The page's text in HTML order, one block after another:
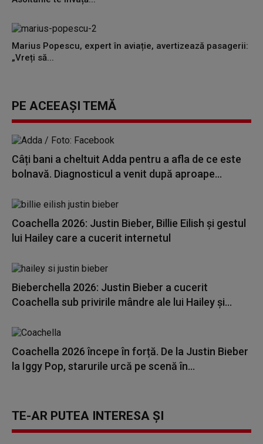
Marius Popescu, expert în aviație, avertizează pasagerii:
„Vreți să...
PE ACEEAȘI TEMĂ
Câți bani a cheltuit Adda pentru a afla de ce este
bolnavă. Diagnosticul a venit după aproape...
Coachella 2026: Justin Bieber, Billie Eilish și gestul
lui Hailey care a cucerit internetul
Bieberchella 2026: Justin Bieber a cucerit
Coachella sub privirile mândre ale lui Hailey și...
Coachella 2026 începe în forță. De la Justin Bieber
la Iggy Pop, starurile urcă pe scenă în...
TE-AR PUTEA INTERESA ȘI